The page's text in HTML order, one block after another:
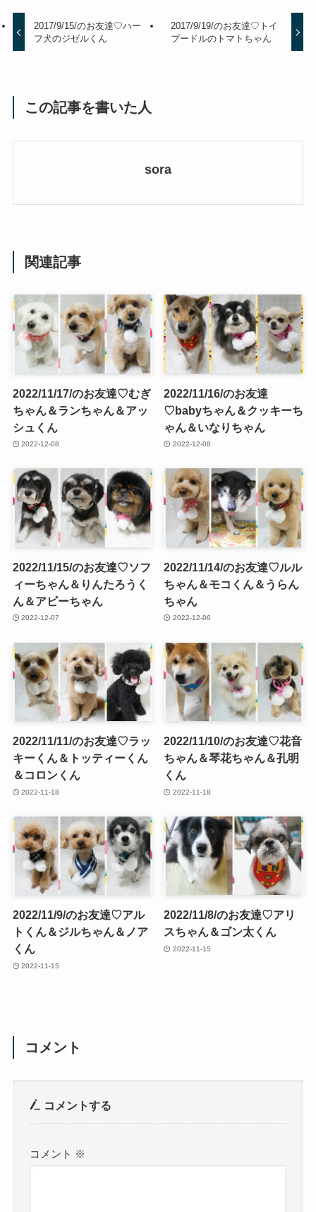
2017/9/15/のお友達♡ハー
フ犬のジゼルくん
2017/9/19/のお友達♡トイ
プードルのトマトちゃん
この記事を書いた人
sora
関連記事
2022/11/17/のお友達♡むぎ
ちゃん＆ランちゃん＆アッ
シュくん
2022-12-08
2022/11/16/のお友達
♡babyちゃん＆クッキーち
ゃん＆いなりちゃん
2022-12-08
2022/11/15/のお友達♡ソフ
ィーちゃん＆りんたろうく
ん＆アビーちゃん
2022-12-07
2022/11/14/のお友達♡ルル
ちゃん＆モコくん＆うらん
ちゃん
2022-12-06
2022/11/11/のお友達♡ラッ
キーくん＆トッティーくん
＆コロンくん
2022-11-18
2022/11/10/のお友達♡花音
ちゃん＆琴花ちゃん＆孔明
くん
2022-11-18
2022/11/9/のお友達♡アル
トくん＆ジルちゃん＆ノア
くん
2022-11-15
2022/11/8/のお友達♡アリ
スちゃん＆ゴン太くん
2022-11-15
コメント
コメントする
コメント ※